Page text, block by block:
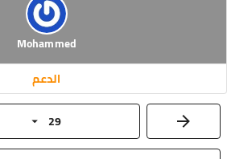
Mohammed
الدعم
29